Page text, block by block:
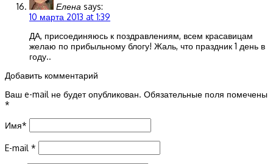
Елена says:
10 марта 2013 at 1:39
ДА, присоединяюсь к поздравлениям, всем красавицам
желаю по прибыльному блогу! Жаль, что праздник 1 день в
году..
Добавить комментарий
Ваш e-mail не будет опубликован. Обязательные поля помечены
*
Имя*
E-mail *